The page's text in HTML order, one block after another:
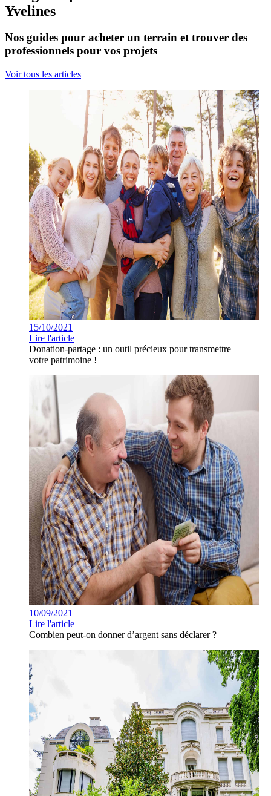
Yvelines
Nos guides pour acheter un terrain et trouver des
professionnels pour vos projets
Voir tous les articles
15/10/2021
Lire l'article
Donation-partage : un outil précieux pour transmettre
votre patrimoine !
10/09/2021
Lire l'article
Combien peut-on donner d’argent sans déclarer ?